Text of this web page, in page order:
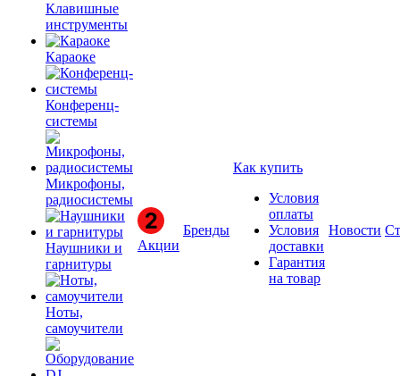
Клавишные
инструменты
Караоке
Конференц-
системы
Микрофоны,
радиосистемы
Наушники и
гарнитуры
Ноты,
самоучители
Акции
Бренды
Как купить
Условия
оплаты
Условия
доставки
Гарантия
на товар
Новости